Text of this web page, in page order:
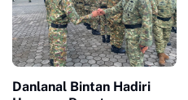
Danlanal Bintan Hadiri